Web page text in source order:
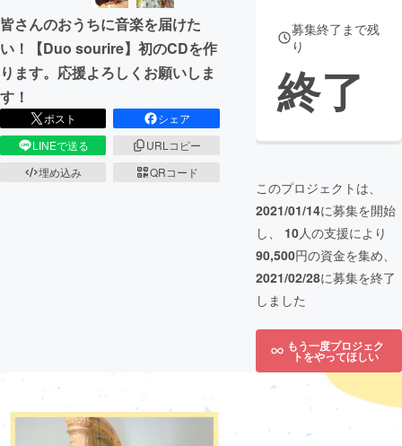
皆さんのおうちに音楽を届けた
い！【Duo sourire】初のCDを作
ります。応援よろしくお願いしま
す！
ポスト
シェア
LINEで送る
URLコピー
埋め込み
QRコード
募集終了まで残
り
終了
このプロジェクトは、
2021/01/14に募集を開始
し、 10人の支援により
90,500円の資金を集め、
2021/02/28に募集を終了
しました
もう一度プロジェク
トをやってほしい